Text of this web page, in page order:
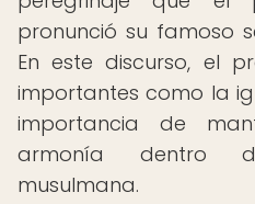
pronunció su famoso
En este discurso, el
importantes como la
importancia de
armonía dentro
musulmana.